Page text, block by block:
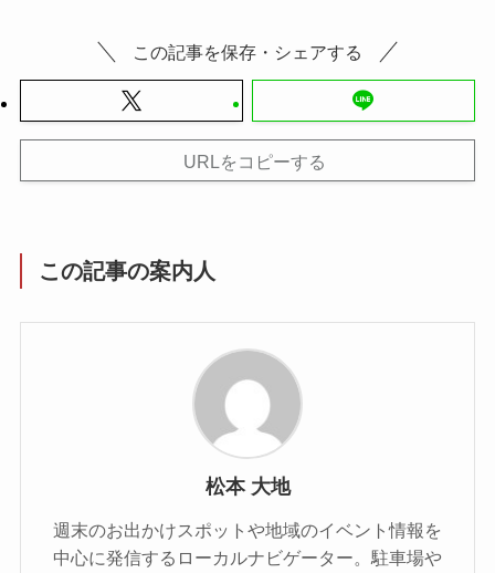
この記事を保存・シェアする
URLをコピーする
この記事の案内人
松本 大地
週末のお出かけスポットや地域のイベント情報を
中心に発信するローカルナビゲーター。駐車場や